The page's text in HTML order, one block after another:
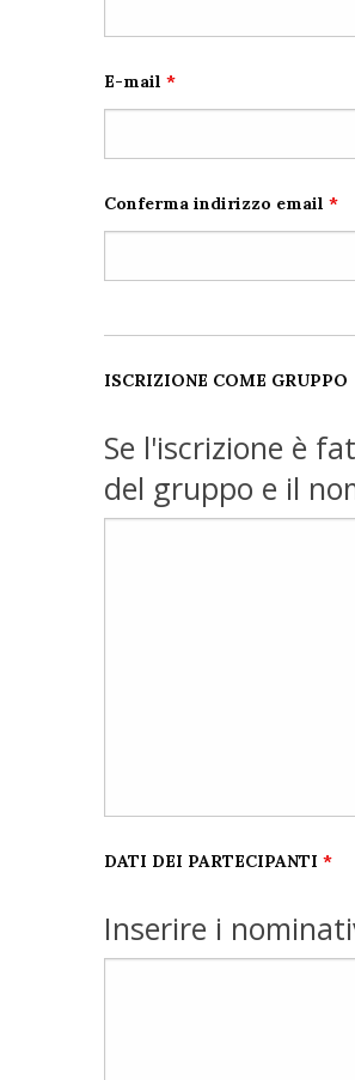
E-mail *
Conferma indirizzo email *
ISCRIZIONE COME GRUPPO
Se l'iscrizione è
del gruppo e il
DATI DEI PARTECIPANTI *
Inserire i